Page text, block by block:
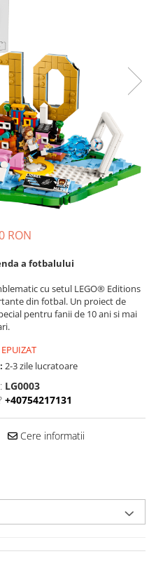
RON
a fotbalului
cu setul LEGO® Editions
din fotbal. Un proiect de
pentru fanii de 10 ani si mai
2-3 zile lucratoare
LG0003
+40754217131
Cere informatii